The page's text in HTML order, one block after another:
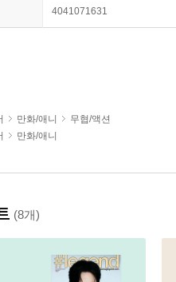
4041071631
만화/애니
무협/액션
만화/애니
(8개)